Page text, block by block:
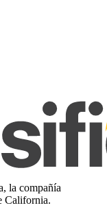
la compañía
California.